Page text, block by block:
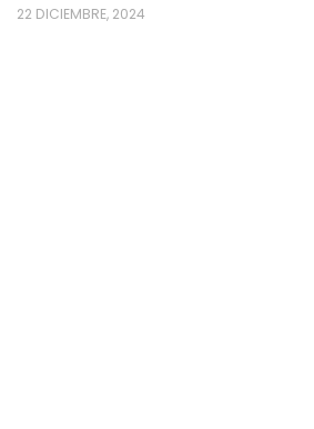
22 DICIEMBRE, 2024